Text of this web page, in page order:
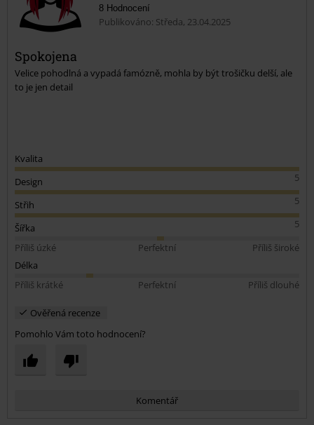
8 Hodnocení
Publikováno: Středa, 23.04.2025
Spokojena
Velice pohodlná a vypadá famózně, mohla by být trošičku delší, ale
to je jen detail
Kvalita
5
Design
5
Střih
5
Šířka
Příliš úzké
Perfektní
Příliš široké
Délka
Příliš krátké
Perfektní Příliš dlouhé
Ověřená recenze
Pomohlo Vám toto hodnocení?
Komentář